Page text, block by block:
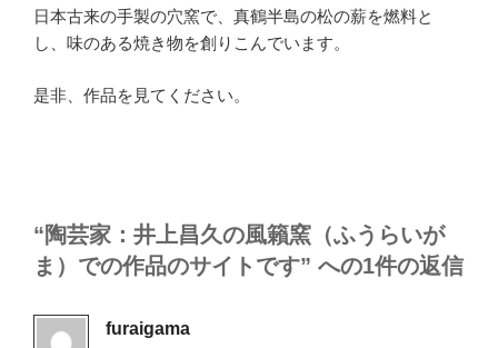
日本古来の手製の穴窯で、真鶴半島の松の薪を燃料と
し、味のある焼き物を創りこんでいます。
是非、作品を見てください。
“陶芸家：井上昌久の風籟窯（ふうらいが
ま）での作品のサイトです” への1件の返信
furaigama